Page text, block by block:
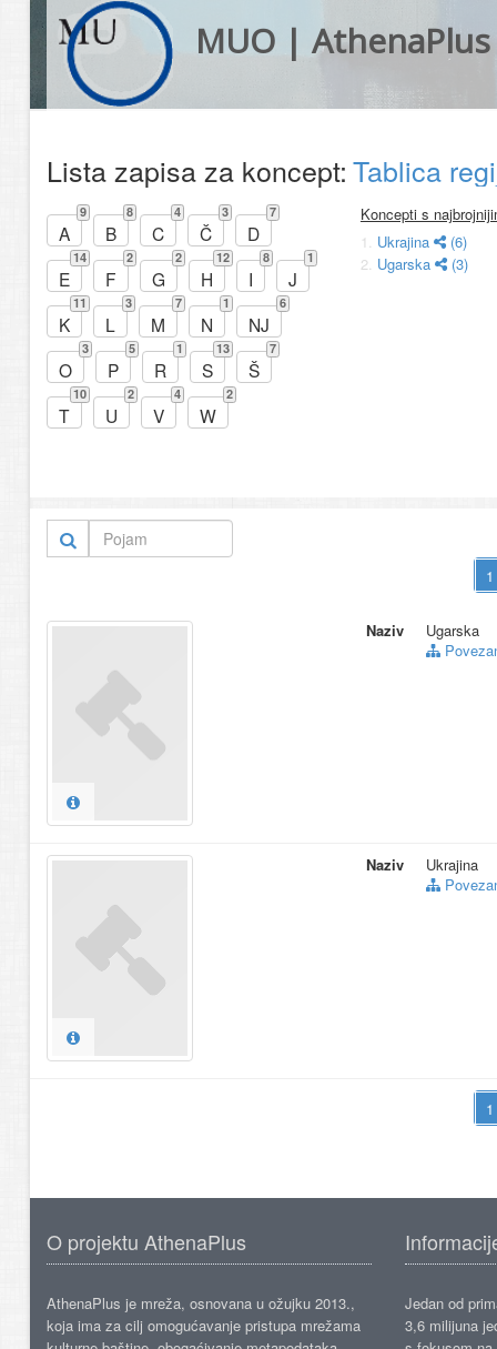
MUO | AthenaPlus
Lista zapisa za koncept:Tablica
A
9
B
8
C
4
Č
3
D
7
E
14
F
2
G
2
H
12
I
8
J
1
K
11
L
3
M
7
N
1
NJ
6
O
3
P
5
R
1
S
13
Š
7
T
10
U
2
V
4
W
2
Koncepti s
1. Ukrajina
(6)
2. Ugarska (3)
Naziv
Ugarska
Naziv
Ukrajina
O projektu AthenaPlus
AthenaPlus je mreža, osnovana u ožujku 2013.,
koja ima za cilj omogućavanje pristupa mrežama
Jedan od
3,6 milijuna